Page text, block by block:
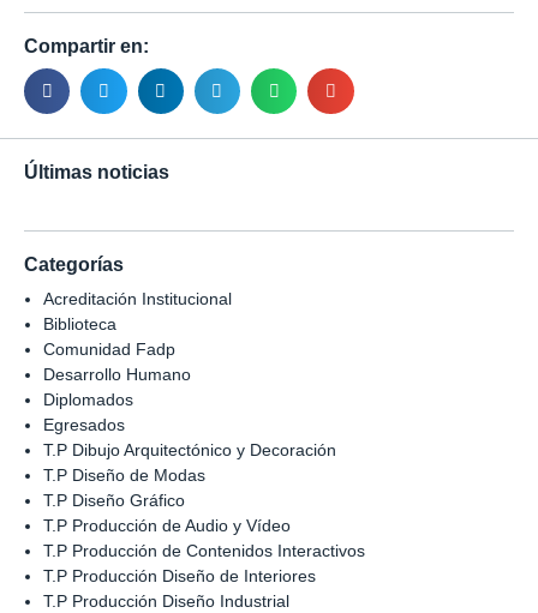
Compartir en:
Últimas noticias
Categorías
Acreditación Institucional
Biblioteca
Comunidad Fadp
Desarrollo Humano
Diplomados
Egresados
T.P Dibujo Arquitectónico y Decoración
T.P Diseño de Modas
T.P Diseño Gráfico
T.P Producción de Audio y Vídeo
T.P Producción de Contenidos Interactivos
T.P Producción Diseño de Interiores
T.P Producción Diseño Industrial